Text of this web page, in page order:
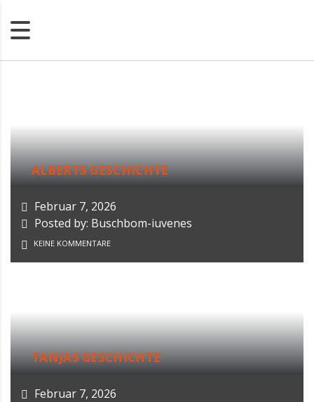
ALBERTS GESCHICHTE
Februar 7, 2026
Posted by: Buschbom-iuvenes
KEINE KOMMENTARE
TANJAS GESCHICHTE
Februar 7, 2026